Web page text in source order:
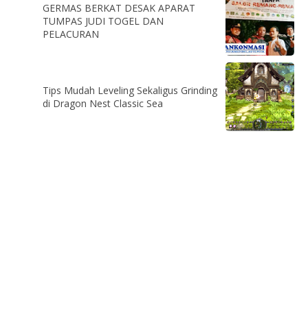
GERMAS BERKAT DESAK APARAT
TUMPAS JUDI TOGEL DAN
PELACURAN
Tips Mudah Leveling Sekaligus Grinding
di Dragon Nest Classic Sea